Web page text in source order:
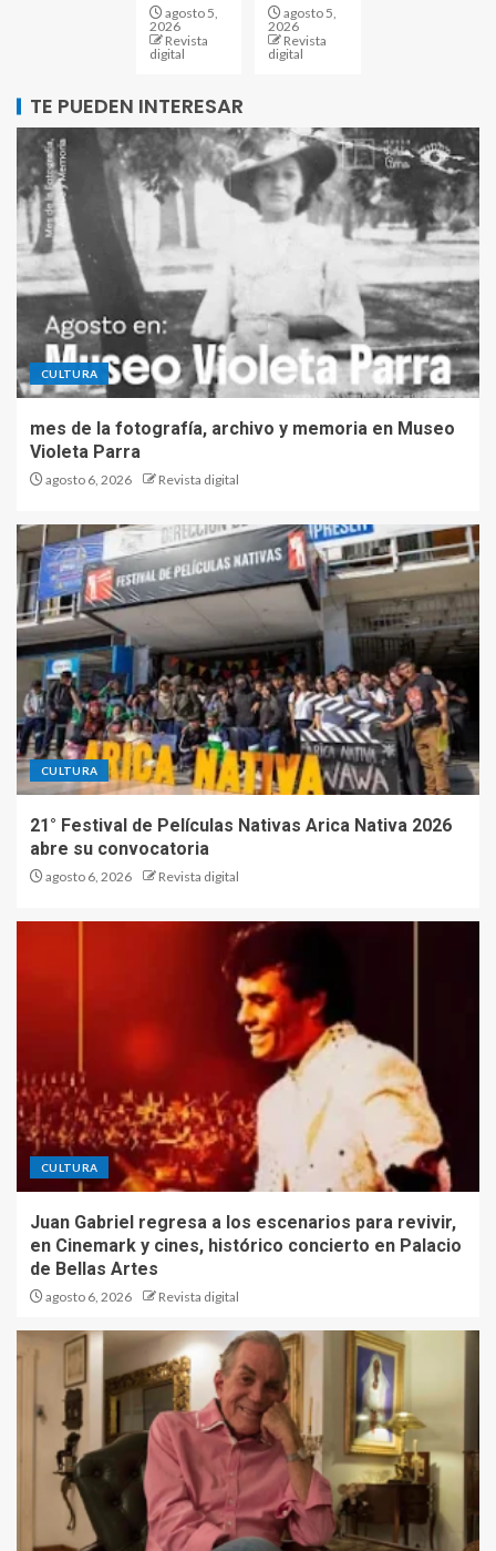
agosto 5,
2026
Revista
digital
agosto 5,
2026
Revista
digital
TE PUEDEN INTERESAR
CULTURA
mes de la fotografía, archivo y memoria en Museo
Violeta Parra
agosto 6, 2026 Revista digital
CULTURA
21° Festival de Películas Nativas Arica Nativa 2026
abre su convocatoria
agosto 6, 2026 Revista digital
CULTURA
Juan Gabriel regresa a los escenarios para revivir,
en Cinemark y cines, histórico concierto en Palacio
de Bellas Artes
agosto 6, 2026 Revista digital